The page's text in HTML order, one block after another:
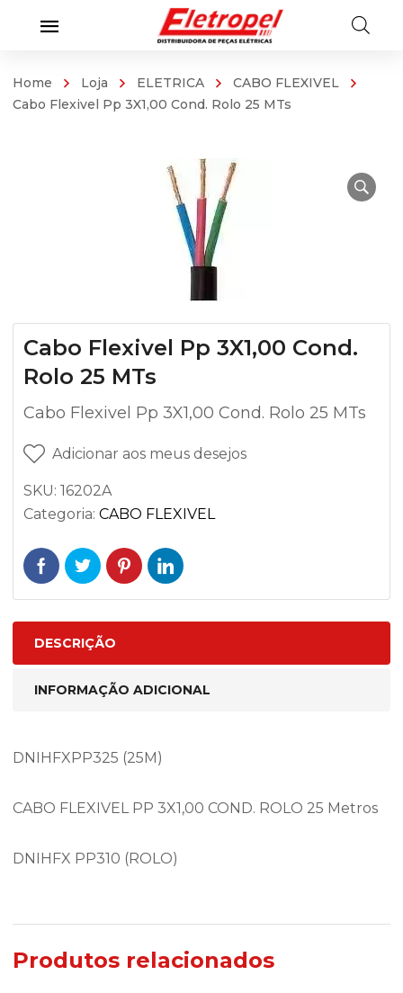
Home Loja ELETRICA
CABO FLEXIVEL
Cabo Flexivel Pp 3X1,00 Cond. Rolo 25 MTs
Cabo Flexivel Pp 3X1,00 Cond.
Rolo 25 MTs
Cabo Flexivel Pp 3X1,00 Cond. Rolo 25 MTs
Adicionar aos meus desejos
SKU: 16202A
Categoria: CABO FLEXIVEL
DESCRIÇÃO
INFORMAÇÃO ADICIONAL
DNIHFXPP325 (25M)
CABO FLEXIVEL PP 3X1,00 COND. ROLO 25 Metros
DNIHFX PP310 (ROLO)
Produtos relacionados